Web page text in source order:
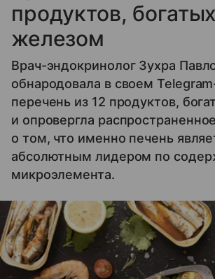
продуктов, богатых
железом
Врач-эндокринолог Зухра
обнародовала в своем
перечень из 12 продуктов,
и опровергла
о том, что именно печень
абсолютным лидером по
микроэлемента.